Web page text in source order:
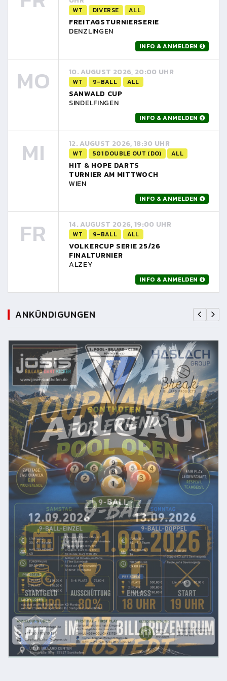
WT DIVERSE ALL
FREITAGSTURNIERSERIE
DENZLINGEN
INFO & ANMELDEN
MO 10. AUGUST 2026, 20:00 UHR
WT 9-BALL ALL
SANWALD CUP
SINDELFINGEN
INFO & ANMELDEN
MI 12. AUGUST 2026, 18:30 UHR
WT 501 DOUBLE OUT (DO) ALL
HIT & HOPE DARTS
TURNIER AM MITTWOCH
WIEN
INFO & ANMELDEN
FR 14. AUGUST 2026, 19:00 UHR
WT 9-BALL ALL
VOLKERCUP SERIE 25/26
FINALTURNIER
ALZEY
INFO & ANMELDEN
ANKÜNDIGUNGEN